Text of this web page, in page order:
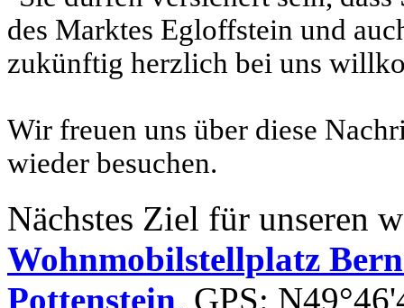
des Marktes Egloffstein und
zukünftig herzlich bei uns
Wir freuen uns über diese
wieder besuchen.
Nächstes Ziel für unseren
Wohnmobilstellplatz
Pottenstein, GPS: